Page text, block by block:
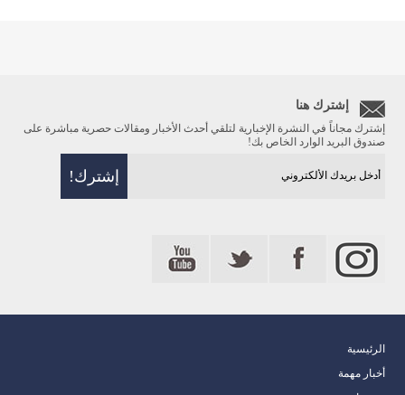
إشترك هنا
إشترك مجاناً في النشرة الإخبارية لتلقي أحدث الأخبار ومقالات حصرية مباشرة على
صندوق البريد الوارد الخاص بك!
الرئيسية
أخبار مهمة